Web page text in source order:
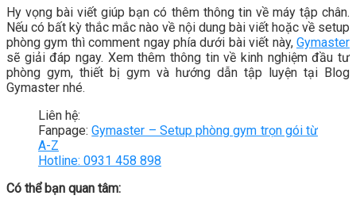
Hy vọng bài viết giúp bạn có thêm thông tin về máy tập chân.
Nếu có bất kỳ thắc mắc nào về nội dung bài viết hoặc về setup
phòng gym thì comment ngay phía dưới bài viết này, Gymaster
sẽ giải đáp ngay. Xem thêm thông tin về kinh nghiệm đầu tư
phòng gym, thiết bị gym và hướng dẫn tập luyện tại Blog
Gymaster nhé.
Liên hệ:
Fanpage:Gymaster – Setup phòng gym trọn gói từ
A-Z
Hotline: 0931 458 898
Có thể bạn quan tâm: